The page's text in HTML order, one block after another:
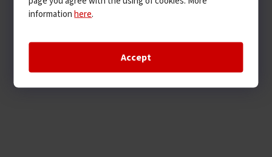
informationhere.
Accept